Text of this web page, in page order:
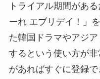
トライアル期間があ
ーれ エブリデイ！」
た韓国ドラマやアジ
するという使い方が
があればすぐに登録